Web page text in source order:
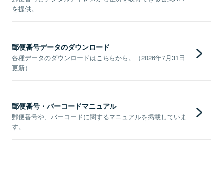
を提供。
郵便番号データのダウンロード
各種データのダウンロードはこちらから。（2026年7月31日
更新）
郵便番号・バーコードマニュアル
郵便番号や、バーコードに関するマニュアルを掲載していま
す。